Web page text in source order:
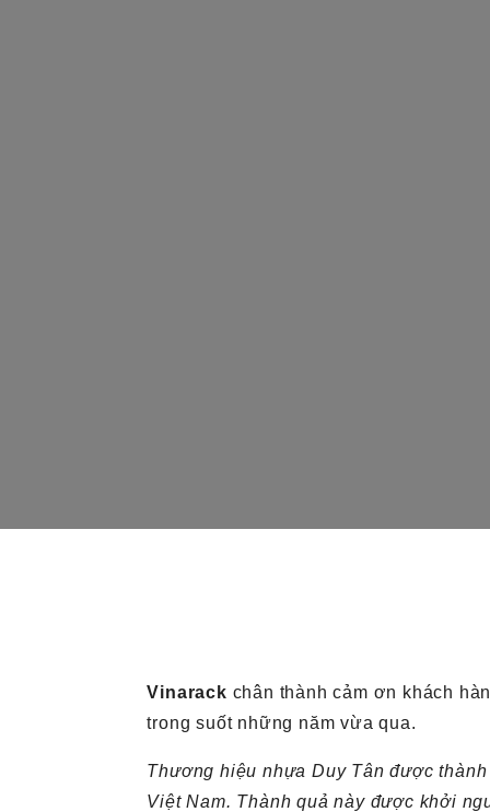
Vinarack chân thành cảm ơn khách
trong suốt những năm vừa qua.
Thương hiệu nhựa Duy Tân được
Việt Nam. Thành quả này được khởi